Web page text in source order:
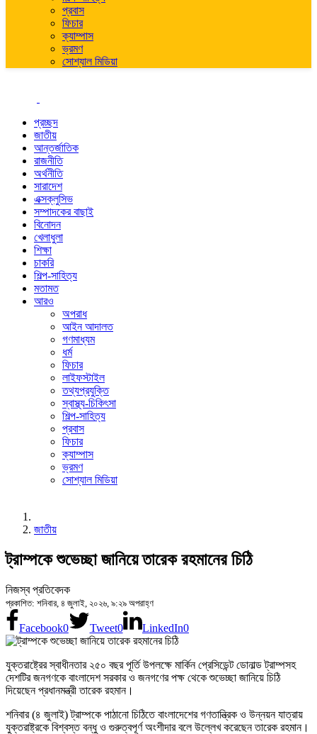
প্রবাস
ফিচার
ক্যাম্পাস
ভ্রমণ
সোশ্যাল মিডিয়া
প্রচ্ছদ
জাতীয়
আন্তর্জাতিক
রাজনীতি
অর্থনীতি
সারাদেশ
এক্সক্লুসিভ
সম্পাদকের বাছাই
বিনোদন
খেলাধুলা
শিক্ষা
চাকরি
শিল্প-সাহিত্য
মতামত
আরও
অপরাধ
আইন আদালত
গণমাধ্যম
ধর্ম
ফিচার
লাইফস্টাইল
তথ্যপ্রযুক্তি
স্বাস্থ্য-চিকিৎসা
শিল্প-সাহিত্য
প্রবাস
ফিচার
ক্যাম্পাস
ভ্রমণ
সোশ্যাল মিডিয়া
জাতীয়
ট্রাম্পকে শুভেচ্ছা জানিয়ে তারেক রহমানের চিঠি
নিজস্ব প্রতিবেদক
প্রকাশিত: শনিবার, ৪ জুলাই, ২০২৬, ৯:২৯ অপরাহ্ণ
Facebook0 Tweet0 LinkedIn0
যুক্তরাষ্ট্রের স্বাধীনতার ২৫০ বছর পূর্তি উপলক্ষে মার্কিন প্রেসিডেন্ট ডোনাল্ড ট্রাম্পসহ
দেশটির জনগণকে বাংলাদেশ সরকার ও জনগণের পক্ষ থেকে শুভেচ্ছা জানিয়ে চিঠি
দিয়েছেন প্রধানমন্ত্রী তারেক রহমান।
শনিবার (৪ জুলাই) ট্রাম্পকে পাঠানো চিঠিতে বাংলাদেশের গণতান্ত্রিক ও উন্নয়ন যাত্রায়
যুক্তরাষ্ট্রকে বিশ্বস্ত বন্ধু ও গুরুত্বপূর্ণ অংশীদার বলে উল্লেখ করেছেন তারেক রহমান।